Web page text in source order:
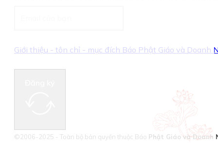
Giới thiệu - tôn chỉ - mục đích Báo Phật Giáo và Doanh
©2006-2025 - Toàn bộ bản quyền thuộc Báo Phật Giáo và Doanh